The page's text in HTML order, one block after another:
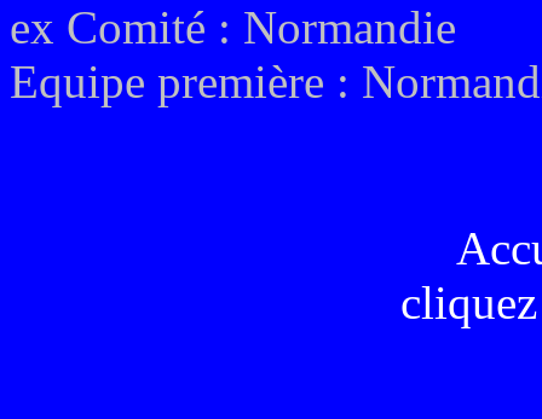
ex Comité : Normandie
Equipe première :